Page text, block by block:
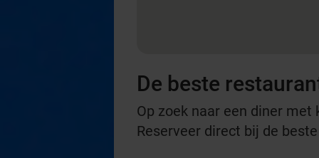
De beste
Op zoek naar een diner
Reserveer direct bij de